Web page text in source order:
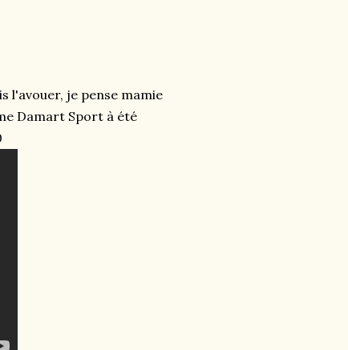
l'avouer, je pense mamie
Damart Sport à été